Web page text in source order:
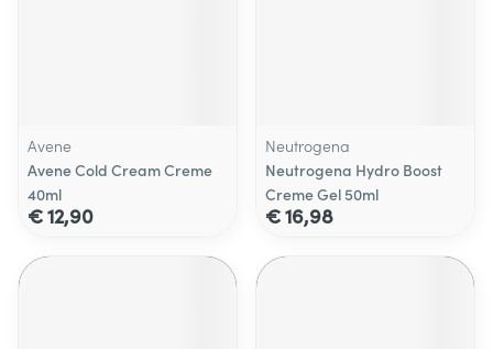
Avene
Avene Cold Cream Creme
40ml
€ 12,90
Neutrogena
Neutrogena Hydro Boost
Creme Gel 50ml
€ 16,98